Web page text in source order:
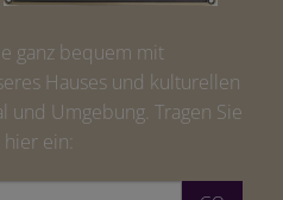
ganz bequem mit
Hauses und kulturellen
Umgebung. Tragen Sie
ein: